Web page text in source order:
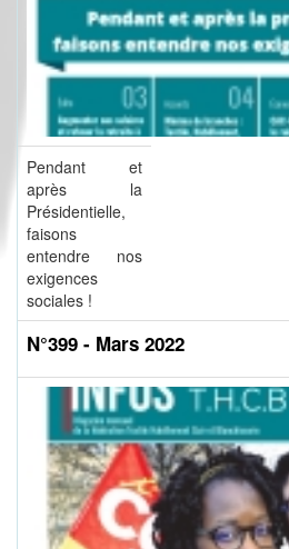
Pendant et
après la
Présidentielle,
faisons
entendre nos
exigences
sociales !
N°399 - Mars 2022